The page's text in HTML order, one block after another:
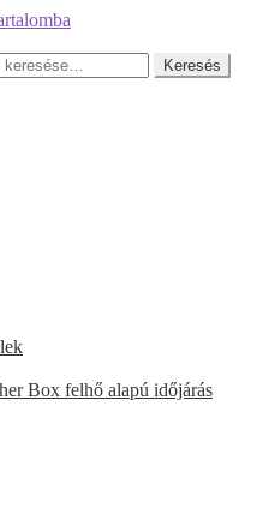
Keresés
Box felhő alapú időjárás